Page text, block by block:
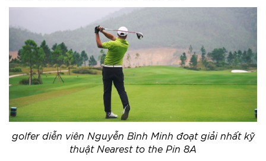
golfer diễn viên Nguyễn Bình Minh đoạt giải nhất kỹ
thuật Nearest to the Pin 8A